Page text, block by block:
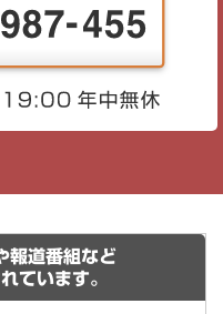
報道番組など
ています。